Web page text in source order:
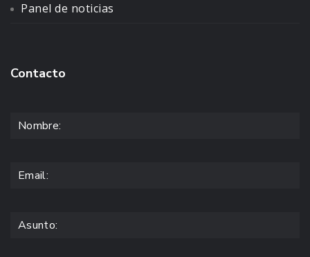
Panel de noticias
Contacto